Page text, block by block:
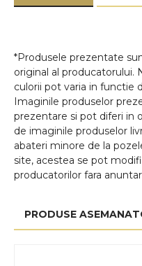
*Produsele prezentate
original al producatorului.
culorii pot varia in functie
Imaginile produselor
prezentare si pot diferi in
de imaginile produselor
abateri minore de la
site, acestea se pot
producatorilor fara
PRODUSE